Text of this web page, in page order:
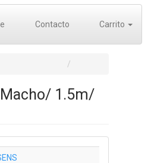
Contacto Carrito
1.5m/